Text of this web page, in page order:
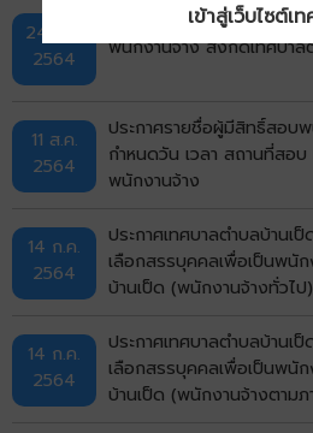
24 ส.ค.
2564
ประกาศเทศบาลตำบลบ้าน
พนักงานจ้าง สังกัดเทศบาล
11 ส.ค.
2564
ประกาศรายชื่อผู้มีสิทธิ์สอบ
กำหนดวัน เวลา สถานที่สอบ
พนักงานจ้าง
14 ก.ค.
2564
ประกาศเทศบาลตำบลบ้านเ
เลือกสรรบุคคลเพื่อเป็นพนั
บ้านเป็ด (พนักงานจ้างทั่วไป)
14 ก.ค.
2564
ประกาศเทศบาลตำบลบ้านเ
เลือกสรรบุคคลเพื่อเป็นพนั
บ้านเป็ด (พนักงานจ้างตามภ
เข้าสู่เว็บไซต์เ